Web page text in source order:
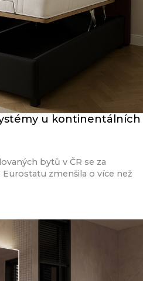
u kontinentálních
bytů v ČR se za
zmenšila o více než